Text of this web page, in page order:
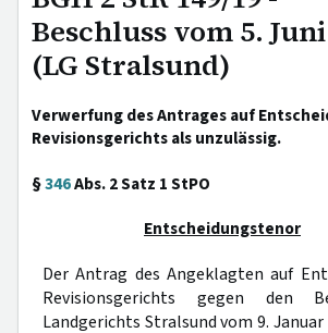
Beschluss vom 5.
(LG Stralsund)
Verwerfung des Antrages auf
Revisionsgerichts als unzulässig.
§346Abs. 2 Satz 1 StPO
Entscheidungstenor
Der Antrag des Angeklagten auf
Revisionsgerichts gegen den
Landgerichts Stralsund vom 9.